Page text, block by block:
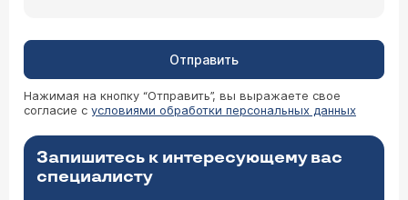
Отправить
Нажимая на кнопку “Отправить”, вы выражаете свое
согласие с условиями обработки персональных данных
Запишитесь к интересующему вас
специалисту